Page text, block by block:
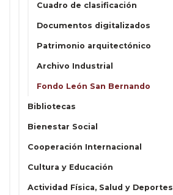
Cuadro de clasificación
Documentos digitalizados
Patrimonio arquitectónico
Archivo Industrial
Fondo León San Bernando
Bibliotecas
Bienestar Social
Cooperación Internacional
Cultura y Educación
Actividad Física, Salud y Deportes